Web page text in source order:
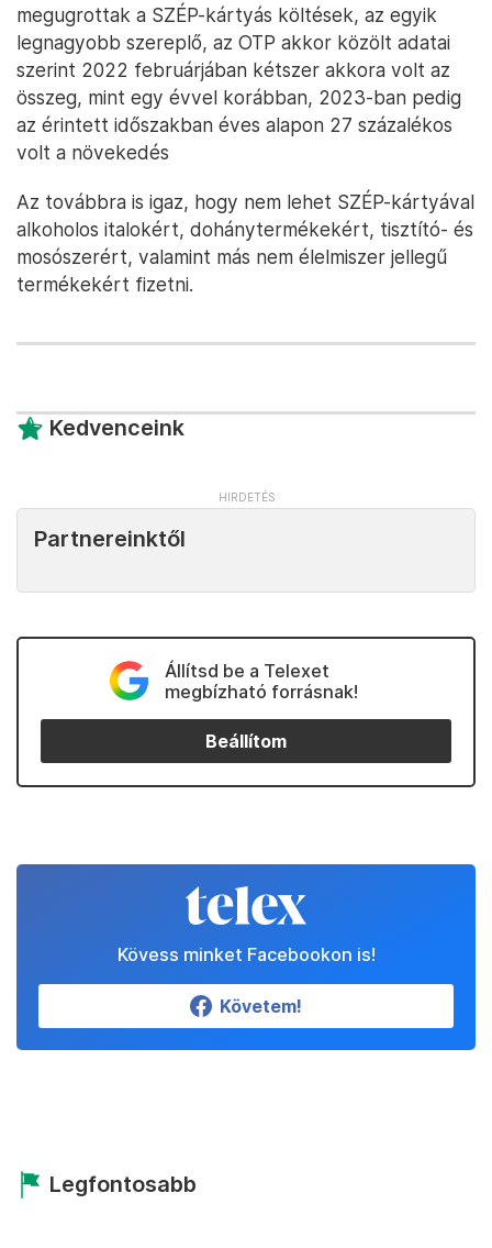
megugrottak a SZÉP-kártyás költések, az egyik
legnagyobb szereplő, az OTP akkor közölt adatai
szerint 2022 februárjában kétszer akkora volt az
összeg, mint egy évvel korábban, 2023-ban pedig
az érintett időszakban éves alapon 27 százalékos
volt a növekedés
Az továbbra is igaz, hogy nem lehet SZÉP-kártyával
alkoholos italokért, dohánytermékekért, tisztító- és
mosószerért, valamint más nem élelmiszer jellegű
termékekért fizetni.
Kedvenceink
Partnereinktől
Állítsd be a Telexet
megbízható forrásnak!
Beállítom
Kövess minket Facebookon is!
Követem!
Legfontosabb